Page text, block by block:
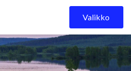
Skip to content
Valikko